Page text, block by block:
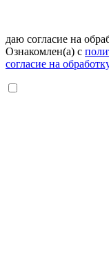
даю согласие на
Ознакомлен(а) с
согласие на